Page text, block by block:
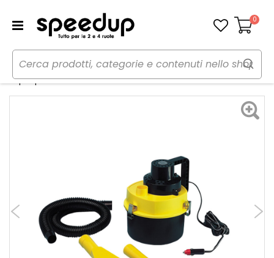
Carrello
0
Home Auto Cura dell'auto
Aspirapolvere
Aspirapolvere - LAMPA